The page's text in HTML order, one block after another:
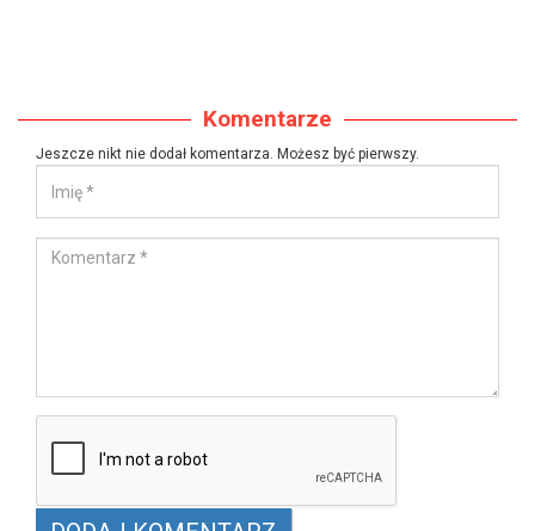
Komentarze
Jeszcze nikt nie dodał komentarza. Możesz być pierwszy.